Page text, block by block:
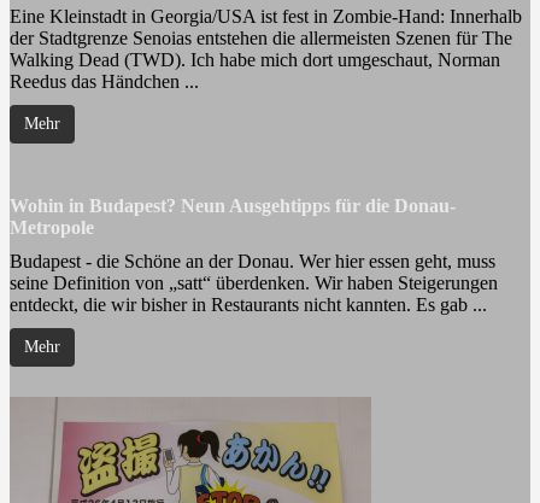
Eine Kleinstadt in Georgia/USA ist fest in Zombie-Hand: Innerhalb
der Stadtgrenze Senoias entstehen die allermeisten Szenen für The
Walking Dead (TWD). Ich habe mich dort umgeschaut, Norman
Reedus das Händchen ...
Mehr
Wohin in Budapest? Neun Ausgehtipps für die Donau-
Metropole
Budapest - die Schöne an der Donau. Wer hier essen geht, muss
seine Definition von „satt“ überdenken. Wir haben Steigerungen
entdeckt, die wir bisher in Restaurants nicht kannten. Es gab ...
Mehr